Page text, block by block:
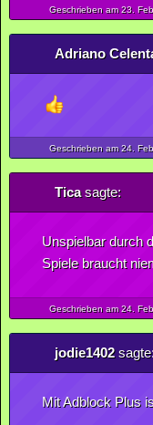
Geschrieben am 23.
Adriano
Geschrieben am 24.
Ticasagte:
Unspielbar durch
Spiele braucht
Geschrieben am 24.
jodie1402
Mit Adblock Plus